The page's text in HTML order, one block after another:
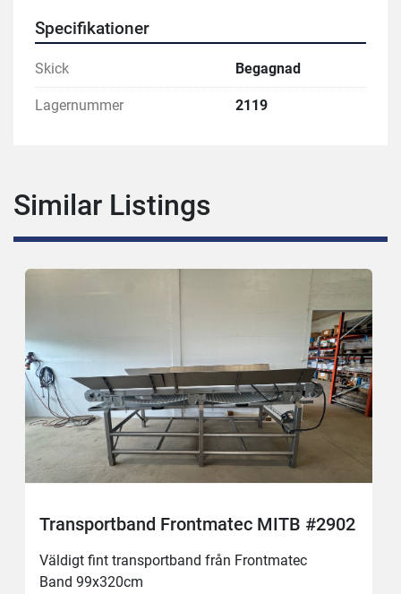
Specifikationer
Skick Begagnad
Lagernummer 2119
Similar Listings
Transportband Frontmatec MITB #2902
Väldigt fint transportband från Frontmatec
Band 99x320cm